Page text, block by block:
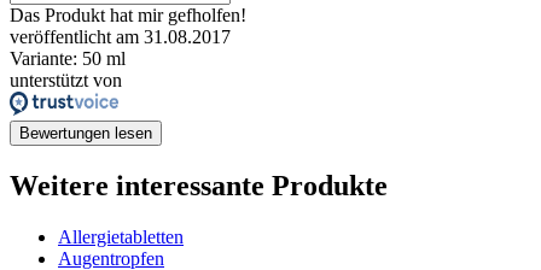
Das Produkt hat mir gefholfen!
veröffentlicht am 31.08.2017
Variante: 50 ml
unterstützt von
Bewertungen lesen
Weitere interessante Produkte
Allergietabletten
Augentropfen